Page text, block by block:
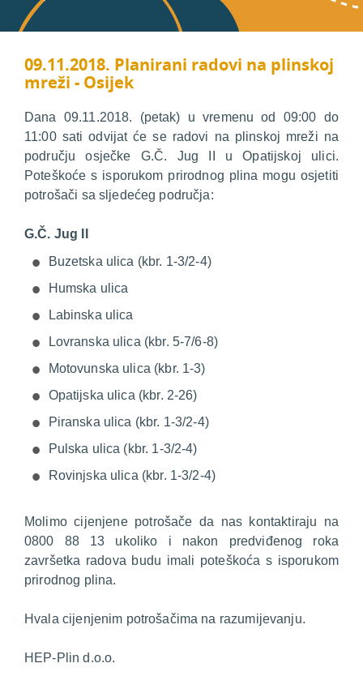
09.11.2018. Planirani radovi na plinskoj
mreži - Osijek
Dana 09.11.2018. (petak) u vremenu od 09:00 do
11:00 sati odvijat će se radovi na plinskoj mreži na
području osječke G.Č. Jug II u Opatijskoj ulici.
Poteškoće s isporukom prirodnog plina mogu osjetiti
potrošači sa sljedećeg područja:
G.Č. Jug II
Buzetska ulica (kbr. 1-3/2-4)
Humska ulica
Labinska ulica
Lovranska ulica (kbr. 5-7/6-8)
Motovunska ulica (kbr. 1-3)
Opatijska ulica (kbr. 2-26)
Piranska ulica (kbr. 1-3/2-4)
Pulska ulica (kbr. 1-3/2-4)
Rovinjska ulica (kbr. 1-3/2-4)
Molimo cijenjene potrošače da nas kontaktiraju na
0800 88 13 ukoliko i nakon predviđenog roka
završetka radova budu imali poteškoća s isporukom
prirodnog plina.
Hvala cijenjenim potrošačima na razumijevanju.
HEP-Plin d.o.o.